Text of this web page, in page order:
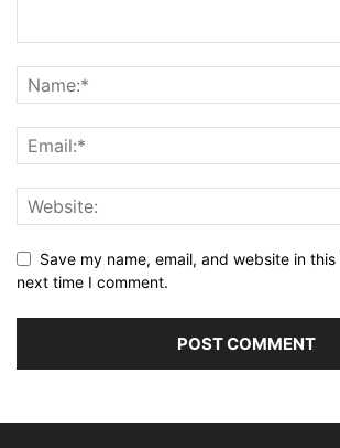
Save my name, email, and website in
next time I comment.